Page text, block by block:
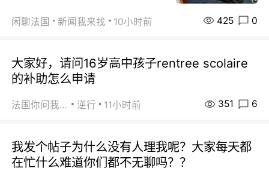
闲聊法国 新闻我来找 10小时前 425 0
大家好，请问16岁高中孩子rentree scolaire
的补助怎么申请
法国你问我答 逆行 11小时前 351 6
我发个帖子为什么没有人理我呢？大家每天都
在忙什么难道你们都不无聊吗？？